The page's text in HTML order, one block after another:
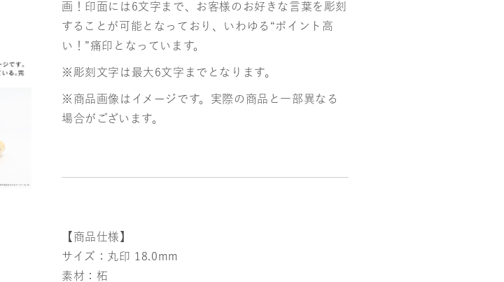
画！印面には6文字まで、お客様のお好きな言葉を彫刻
することが可能となっており、いわゆる“ポイント高
い！”痛印となっています。
※彫刻文字は最大6文字までとなります。
※商品画像はイメージです。実際の商品と一部異なる
場合がございます。
【商品仕様】
サイズ：丸印 18.0mm
素材：柘